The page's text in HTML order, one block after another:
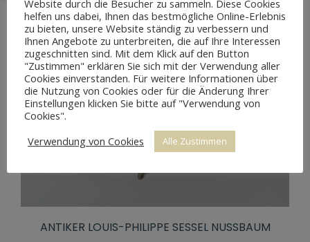
ANTIKER LOUIS-PHILIPPE SESSEL NUSSBAUM
Website durch die Besucher zu sammeln. Diese Cookies
helfen uns dabei, Ihnen das bestmögliche Online-Erlebnis
zu bieten, unsere Website ständig zu verbessern und
Ihnen Angebote zu unterbreiten, die auf Ihre Interessen
zugeschnitten sind. Mit dem Klick auf den Button
"Zustimmen" erklären Sie sich mit der Verwendung aller
Cookies einverstanden. Für weitere Informationen über
die Nutzung von Cookies oder für die Änderung Ihrer
Einstellungen klicken Sie bitte auf "Verwendung von
Cookies".
Verwendung von Cookies
Alle Zustimmen